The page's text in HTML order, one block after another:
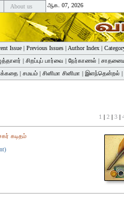
About us ஆக. 07, 2026
Issue| Previous Issues| Author Index|
| சிறப்புப் பார்வை | நேர்காணல் |
| சமயம் | சினிமா சினிமா | இளந்தென்றல் |
1 | 2 | 3 |
கடிதம்